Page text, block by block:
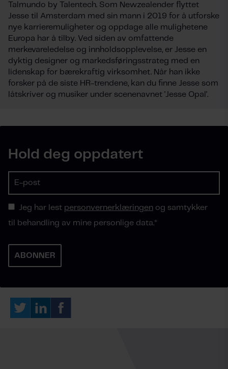
Talmundo by Talentech. Som Newzealender flyttet
Jesse til Amsterdam med sin mann i 2019 for å utforske
nye karrieremuligheter og oppdage alle mulighetene
Europa har å tilby. Ved siden av omfattende
merkevareledelse og innholdsopplevelse, er Jesse en
dyktig designer og markedsføringsstrateg med en
lidenskap for bærekraftig virksomhet. Når han ikke
forsker på de siste HR-trendene, kan du finne Jesse som
låtskriver og musiker under scenenavnet 'Jesse Opal'.
Hold deg oppdatert
Jeg har lest personvernerklæringen og samtykker
til behandling av mine personlige data.*